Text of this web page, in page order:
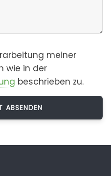
meiner
wie in der
beschrieben zu.